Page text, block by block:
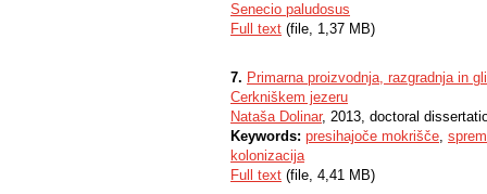
Senecio paludosus
Full text (file, 1,37 MB)
7. Primarna proizvodnja, razgradnja in
Cerkniškem jezeru
Nataša Dolinar, 2013, doctoral
Keywords: presihajoče mokrišče,
kolonizacija
Full text (file, 4,41 MB)